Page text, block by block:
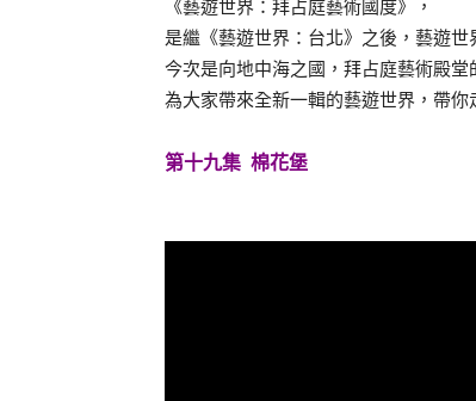
《藝遊世界：拜占庭藝術國度》，
是繼《藝遊世界：台北》之後，藝遊世
今次是向地中海之國，拜占庭藝術殿堂
為大家帶來全新一輯的藝遊世界，帶你
第十九集 棉花堡